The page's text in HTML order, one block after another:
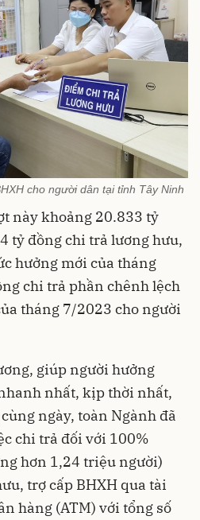
cho người dân tại tỉnh Tây Ninh
này khoảng 20.833 tỷ
tỷ đồng chi trả lương hưu,
hưởng mới của tháng
chi trả phần chênh lệch
tháng 7/2023 cho người
giúp người hưởng
nhất, kịp thời nhất,
ngày, toàn Ngành đã
chi trả đối với 100%
hơn 1,24 triệu người)
trợ cấp BHXH qua tài
hàng (ATM) với tổng số